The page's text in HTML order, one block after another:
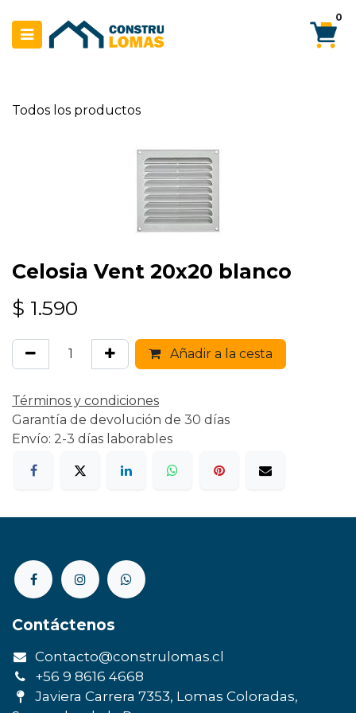
0
Todos los productos
Celosia Vent 20x20 blanco
$ 1.590
Añadir a la cesta
Términos y condiciones
Garantía de devolución de 30 días
Envío: 2-3 días laborables
Contáctenos
Contacto@construlomas.cl
+56 9 8616 4668
Javiera Carrera 7353, Lomas Coloradas,